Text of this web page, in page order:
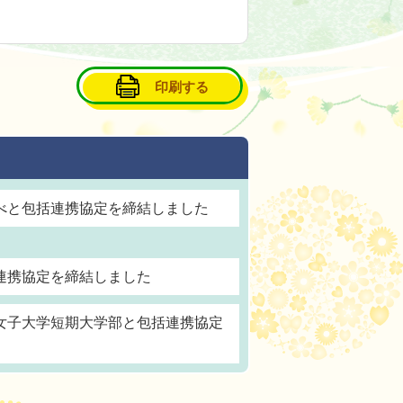
印刷する
包括連携協定を締結しました
携協定を締結しました
子大学短期大学部と包括連携協定